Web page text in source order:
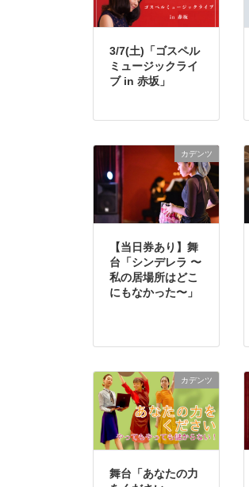
3/7(土)「ゴスペル
ミュージックライ
ブ in 赤坂」
カデンツ
【当日券あり】舞
台「シンデレラ 〜
私の居場所はどこ
にもなかった〜」
カデンツ
舞台「あなたの力